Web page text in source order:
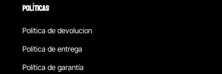
POLÍTICAS
Política de devolucion
Política de entrega
Política de garantía